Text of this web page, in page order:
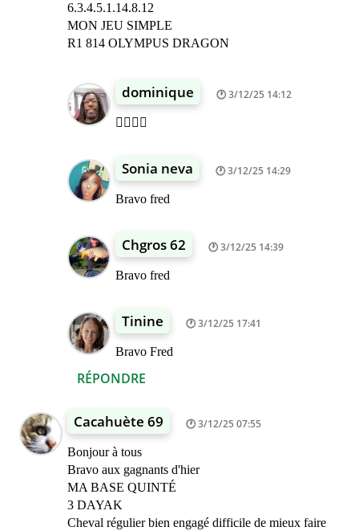
6.3.4.5.1.14.8.12
MON JEU SIMPLE
R1 814 OLYMPUS DRAGON
RÉPONDRE
dominique 3/12/25 14:12
👍🏾👍🏾
Sonia neva 3/12/25 14:29
Bravo fred
Chgros 62 3/12/25 14:39
Bravo fred
Tinine 3/12/25 17:41
Bravo Fred
Cacahuète 69 3/12/25 07:55
Bonjour à tous
Bravo aux gagnants d'hier
MA BASE QUINTÉ
3 DAYAK
Cheval régulier bien engagé difficile de mieux faire